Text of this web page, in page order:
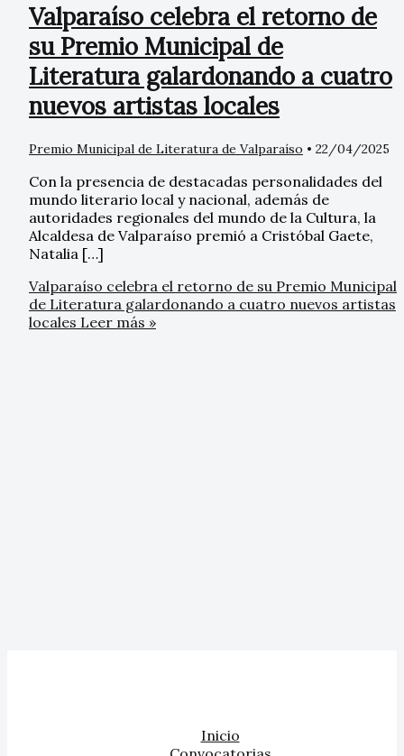
Valparaíso celebra el retorno de
su Premio Municipal de
Literatura galardonando a cuatro
nuevos artistas locales
Premio Municipal de Literatura de Valparaíso • 22/04/2025
Con la presencia de destacadas personalidades del
mundo literario local y nacional, además de
autoridades regionales del mundo de la Cultura, la
Alcaldesa de Valparaíso premió a Cristóbal Gaete,
Natalia […]
Valparaíso celebra el retorno de su Premio Municipal
de Literatura galardonando a cuatro nuevos artistas
locales Leer más »
Inicio